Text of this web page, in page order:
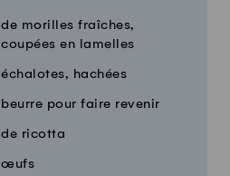
de morilles fraîches,
coupées en lamelles
échalotes, hachées
beurre pour faire revenir
de ricotta
œufs